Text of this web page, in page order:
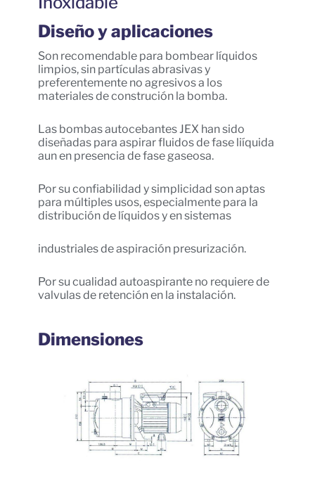
Diseño y aplicaciones
Son recomendable para bombear líquidos
limpios, sin partículas abrasivas y
preferentemente no agresivos a los
materiales de construción la bomba.
Las bombas autocebantes JEX han sido
diseñadas para aspirar fluidos de fase liíquida
aun en presencia de fase gaseosa.
Por su confiabilidad y simplicidad son aptas
para múltiples usos, especialmente para la
distribución de líquidos y en sistemas
industriales de aspiración presurización.
Por su cualidad autoaspirante no requiere de
valvulas de retención en la instalación.
Dimensiones